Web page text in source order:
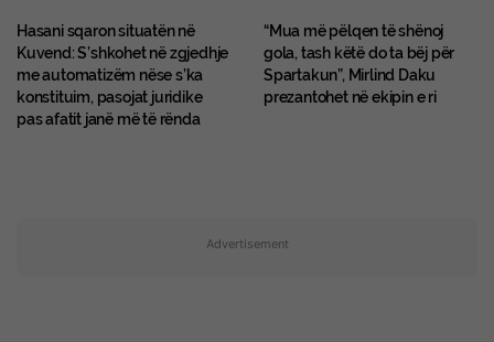
Hasani sqaron situatën në
Kuvend: S’shkohet në zgjedhje
me automatizëm nëse s’ka
konstituim, pasojat juridike
pas afatit janë më të rënda
“Mua më pëlqen të shënoj
gola, tash këtë do ta bëj për
Spartakun”, Mirlind Daku
prezantohet në ekipin e ri
Advertisement